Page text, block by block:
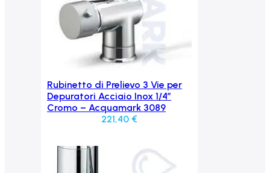
Aggiungi al carrello
Rubinetto di Prelievo 3 Vie per
Depuratori Acciaio Inox 1/4″
Cromo – Acquamark 3089
221,40 €